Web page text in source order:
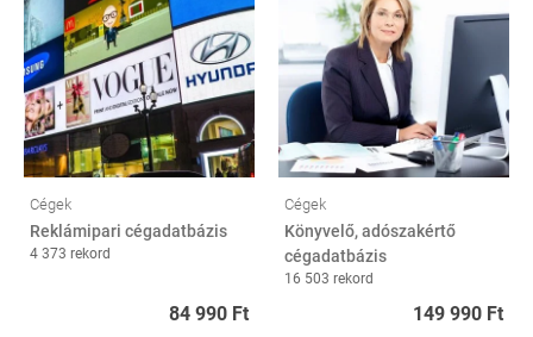
Cégek
Reklámipari cégadatbázis
4 373 rekord
84 990 Ft
Cégek
Könyvelő, adószakértő
cégadatbázis
16 503 rekord
149 990 Ft